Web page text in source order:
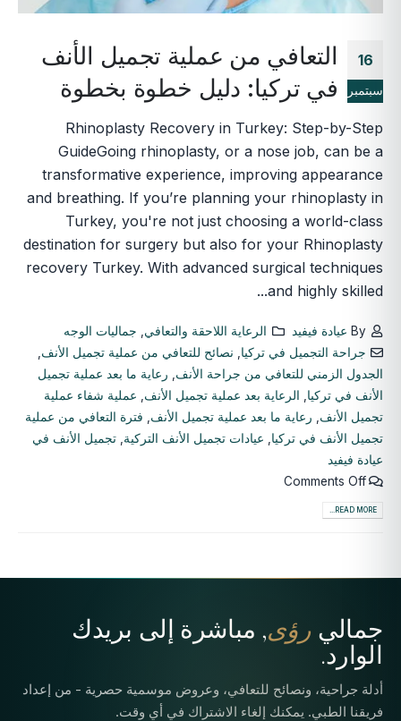
16
سبتمبر
التعافي من عملية تجميل الأنف
في تركيا: دليل خطوة بخطوة
Rhinoplasty Recovery in Turkey: Step-by-Step
GuideGoing rhinoplasty, or a nose job, can be a
transformative experience, improving appearance
and breathing. If you’re planning your rhinoplasty in
Turkey, you're not just choosing a world-class
destination for surgery but also for your Rhinoplasty
recovery Turkey. With advanced surgical techniques
and highly skilled...
By عيادة فيفيد الرعاية اللاحقة والتعافي
جماليات الوجه
جراحة التجميل في تركيا
نصائح للتعافي من عملية تجميل الأنف
الجدول الزمني للتعافي من جراحة الأنف
رعاية ما بعد عملية تجميل
الأنف في تركيا
الرعاية بعد عملية تجميل الأنف
عملية شفاء عملية
تجميل الأنف
رعاية ما بعد عملية تجميل الأنف
فترة التعافي من عملية
تجميل الأنف في تركيا
عيادات تجميل الأنف التركية تجميل الأنف في
عيادة فيفيد
Comments Off
READ MORE...
جمالي رؤى, مباشرة إلى بريدك
الوارد.
أدلة جراحية، ونصائح للتعافي، وعروض موسمية حصرية - من إعداد
فريقنا الطبي. يمكنك إلغاء الاشتراك في أي وقت.